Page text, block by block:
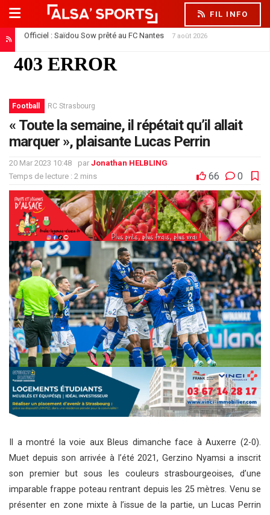
FIL INFO
Officiel : Saïdou Sow prêté au FC Nantes 7 août 2026
Football RC Strasbourg
« Toute la semaine, il répétait qu’il allait
marquer », plaisante Lucas Perrin
20 Mar 2023 10:48 par Jonathan HELBLING
Temps de lecture : 2 mins
66 0
Il a montré la voie aux Bleus dimanche face à Auxerre (2-0).
Muet depuis son arrivée à l’été 2021, Gerzino Nyamsi a inscrit
son premier but sous les couleurs strasbourgeoises, d’une
imparable frappe poteau rentrant depuis les 25 mètres. Venu se
présenter en zone mixte à l’issue de la partie, un Lucas Perrin